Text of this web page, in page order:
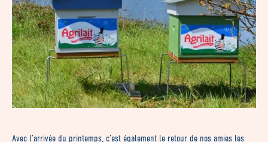
Avec l’arrivée du printemps, c’est également le retour de nos amies les